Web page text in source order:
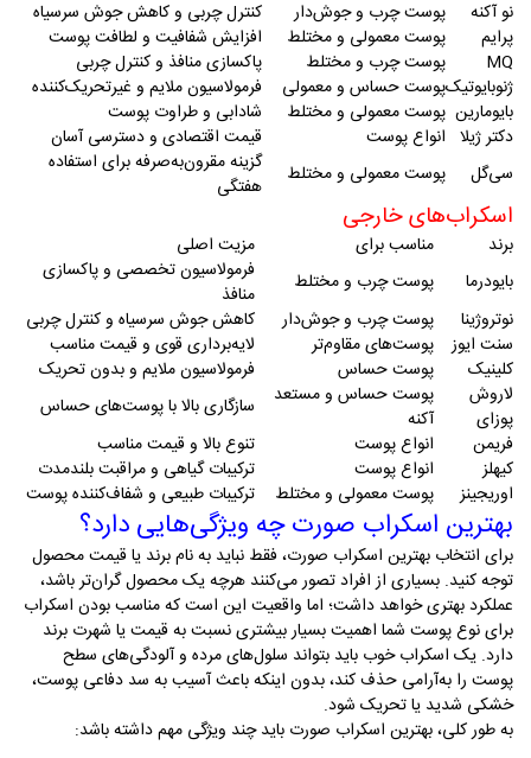
نو آکنه
پوست چرب و جوش‌دار
کنترل چربی و کاهش جوش سرسیاه
پرایم
پوست معمولی و مختلط
افزایش شفافیت و لطافت پوست
MQ
پوست چرب و مختلط
پاکسازی منافذ و کنترل چربی
ژنوبایوتیکپوست حساس و معمولی
فرمولاسیون ملایم و غیرتحریک‌کننده
بایومارین پوست معمولی و مختلط
شادابی و طراوت پوست
دکتر ژیلا انواع پوست
قیمت اقتصادی و دسترسی آسان
سی‌گل
پوست معمولی و مختلط
گزینه مقرون‌به‌صرفه برای استفاده
هفتگی
اسکراب‌های خارجی
برند مناسب برای
مزیت اصلی
بایودرما
پوست چرب و مختلط
فرمولاسیون تخصصی و پاکسازی
منافذ
نوتروژینا
پوست چرب و جوش‌دار
کاهش جوش سرسیاه و کنترل چربی
سنت ایوز
پوست‌های مقاوم‌تر
لایه‌برداری قوی و قیمت مناسب
کلینیک
پوست حساس
فرمولاسیون ملایم و بدون تحریک
لاروش
پوزای
پوست حساس و مستعد
آکنه
سازگاری بالا با پوست‌های حساس
فریمن
انواع پوست
تنوع بالا و قیمت مناسب
کیهلز
انواع پوست
ترکیبات گیاهی و مراقبت بلندمدت
اوریجینز
پوست معمولی و مختلط ترکیبات طبیعی و شفاف‌کننده پوست
بهترین اسکراب صورت چه ویژگی‌هایی دارد؟
برای انتخاب بهترین اسکراب صورت، فقط نباید به نام برند یا قیمت محصول
توجه کنید. بسیاری از افراد تصور می‌کنند هرچه یک محصول گران‌تر باشد،
عملکرد بهتری خواهد داشت؛ اما واقعیت این است که مناسب بودن اسکراب
برای نوع پوست شما اهمیت بسیار بیشتری نسبت به قیمت یا شهرت برند
دارد. یک اسکراب خوب باید بتواند سلول‌های مرده و آلودگی‌های سطح
پوست را به‌آرامی حذف کند، بدون اینکه باعث آسیب به سد دفاعی پوست،
خشکی شدید یا تحریک شود.
به طور کلی، بهترین اسکراب صورت باید چند ویژگی مهم داشته باشد: